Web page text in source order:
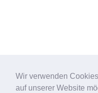
Wir verwenden
auf unserer Website